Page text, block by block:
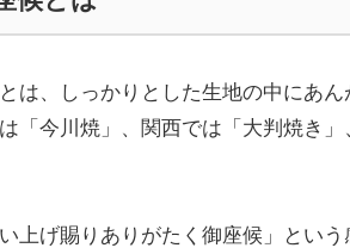
は、しっかりとした生地の中にあ
「今川焼」、関西では「大判焼き
い上げ賜りありがたく御座候」とい